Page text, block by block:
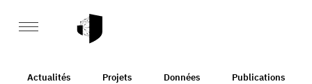
Actualités Projets Données
Publications